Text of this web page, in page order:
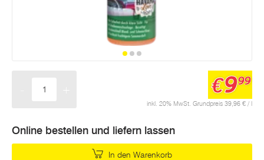
inkl. 20% MwSt. Grundpreis 39,96 € / l
€999
Online bestellen und liefern lassen
In den Warenkorb